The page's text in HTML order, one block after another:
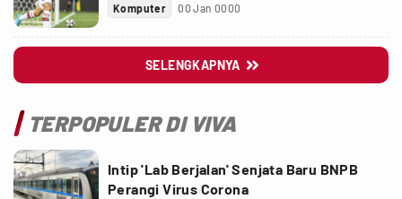
Komputer 00 Jan 0000
SELENGKAPNYA 
TERPOPULER DI VIVA
Intip 'Lab Berjalan' Senjata Baru BNPB
Perangi Virus Corona